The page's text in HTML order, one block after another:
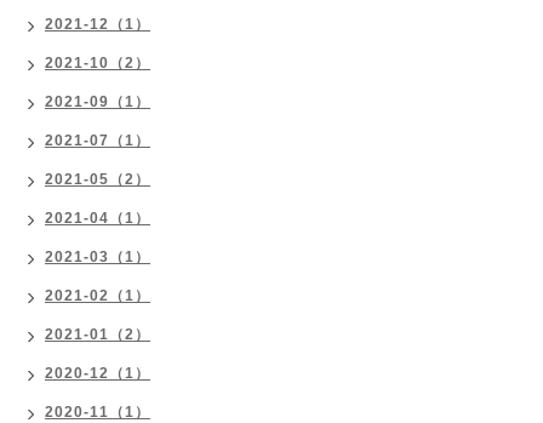
2021-12（1）
2021-10（2）
2021-09（1）
2021-07（1）
2021-05（2）
2021-04（1）
2021-03（1）
2021-02（1）
2021-01（2）
2020-12（1）
2020-11（1）